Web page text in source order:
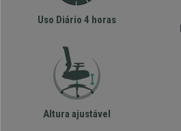
Uso Diário 4 horas
Altura ajustável